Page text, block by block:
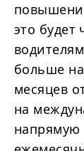
это будет
больше
месяцев
на
напрямую